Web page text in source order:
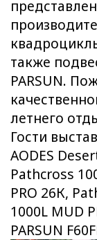
также
PARSUN.
летнего
Гости
AODES
Pathcross
PRO 26К,
1000L MUD
PARSUN